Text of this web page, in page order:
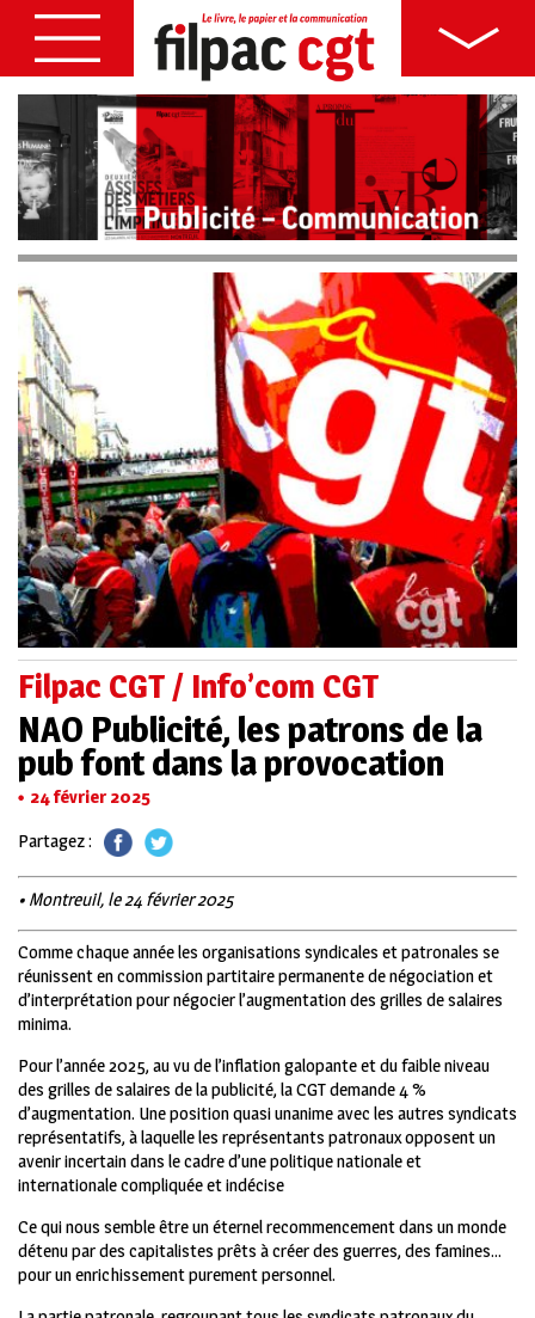
Filpac CGT / Info’com CGT
NAO Publicité, les patrons de la
pub font dans la provocation
24 février 2025
Partagez :
• Montreuil, le 24 février 2025
Comme chaque année les organisations syndicales et patronales se
réunissent en commission partitaire permanente de négociation et
d’interprétation pour négocier l’augmentation des grilles de salaires
minima.
Pour l’année 2025, au vu de l’inflation galopante et du faible niveau
des grilles de salaires de la publicité, la CGT demande 4 %
d’augmentation. Une position quasi unanime avec les autres syndicats
représentatifs, à laquelle les représentants patronaux opposent un
avenir incertain dans le cadre d’une politique nationale et
internationale compliquée et indécise
Ce qui nous semble être un éternel recommencement dans un monde
détenu par des capitalistes prêts à créer des guerres, des famines…
pour un enrichissement purement personnel.